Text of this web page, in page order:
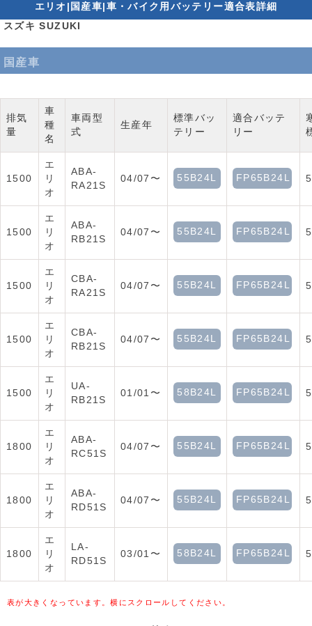
エリオ|国産車|車・バイク用バッテリー適合表詳細
スズキ SUZUKI
国産車
排気
量
車
種
名
車両型
式
生産年
標準バッ
テリー
適合バッテ
リー
1500
エ
リ
オ
ABA-
RA21S
04/07〜 55B24L FP65B24L
1500
エ
リ
オ
ABA-
RB21S
04/07〜 55B24L FP65B24L
1500
エ
リ
オ
CBA-
RA21S
04/07〜 55B24L FP65B24L
1500
エ
リ
オ
CBA-
RB21S
04/07〜 55B24L FP65B24L
1500
エ
リ
オ
UA-
RB21S
01/01〜 58B24L FP65B24L
1800
エ
リ
オ
ABA-
RC51S
04/07〜 55B24L FP65B24L
1800
エ
リ
オ
ABA-
RD51S
04/07〜 55B24L FP65B24L
1800
エ
リ
オ
LA-
RD51S
03/01〜 58B24L FP65B24L
表が大きくなっています。横にスクロールしてください。